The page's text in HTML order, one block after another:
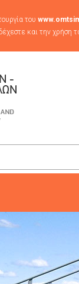
του
και την χρήση